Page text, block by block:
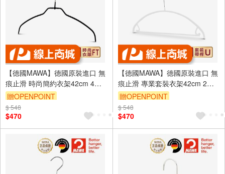
【德國MAWA】德國原裝進口 無
痕止滑 時尚簡約衣架42cm 4入/
黑
贈OPENPOINT
$ 548
$470
【德國MAWA】德國原裝進口 無
痕止滑 專業套裝衣架42cm 2入/
白
贈OPENPOINT
$ 548
$470